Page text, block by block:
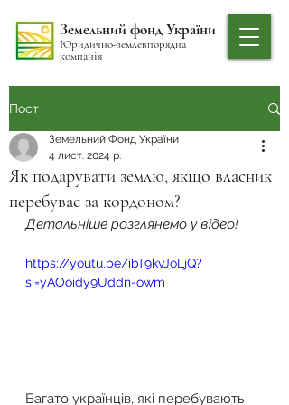
Земельний фонд України
Юридично-землевпорядна
компанія
Пост
Як подарувати землю, якщо власник
перебуває за кордоном?
Земельний Фонд України
4 лист. 2024 р.
Детальніше розглянемо у відео!
https://youtu.be/ibT9kvJoLjQ?
si=yAOoidy9Uddn-owm
Багато українців, які перебувають